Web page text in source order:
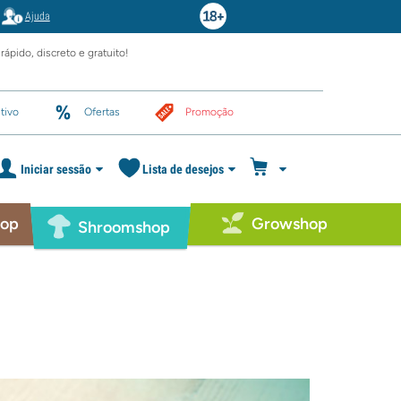
Ajuda
discreto e gratuito!
Ofertas Promoção
Iniciar sessão Lista de desejos
Shroomshop Growshop